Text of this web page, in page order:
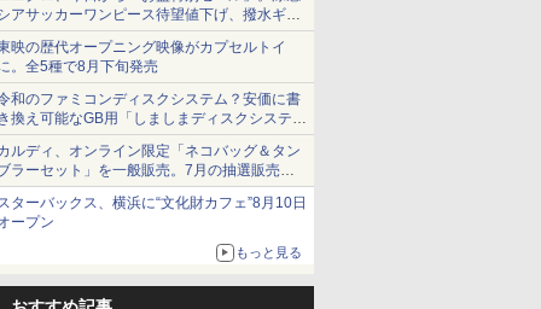
アサッカーワンピース待望値下げ、撥水ギア
ョーツは1990円に
映の歴代オープニング映像がカプセルトイ
。全5種で8月下旬発売
和のファミコンディスクシステム？安価に書
換え可能なGB用「しましまディスクシステ
」
ルディ、オンライン限定「ネコバッグ＆タン
ラーセット」を一般販売。7月の抽選販売の
選無効分
ターバックス、横浜に“文化財カフェ”8月10日
ープン
もっと見る